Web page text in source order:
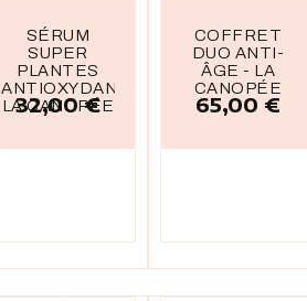
SÉRUM
SUPER
PLANTES
ANTIOXYDANTES
LA CANOPÉE
Prix
32,00 €
COFFRET
DUO ANTI-
ÂGE - LA
CANOPÉE
Prix
65,00 €